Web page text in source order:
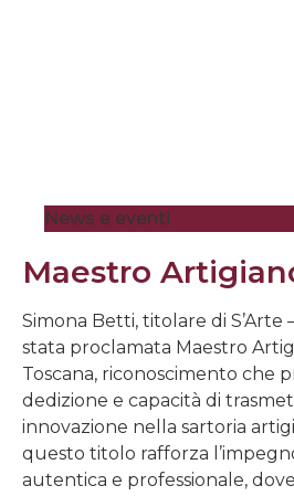
News e eventi
Maestro
Simona Betti, titolare di S’Arte
stata proclamata Maestro
Toscana, riconoscimento che
dedizione e capacità di
innovazione nella sartoria
questo titolo rafforza
autentica e professionale,